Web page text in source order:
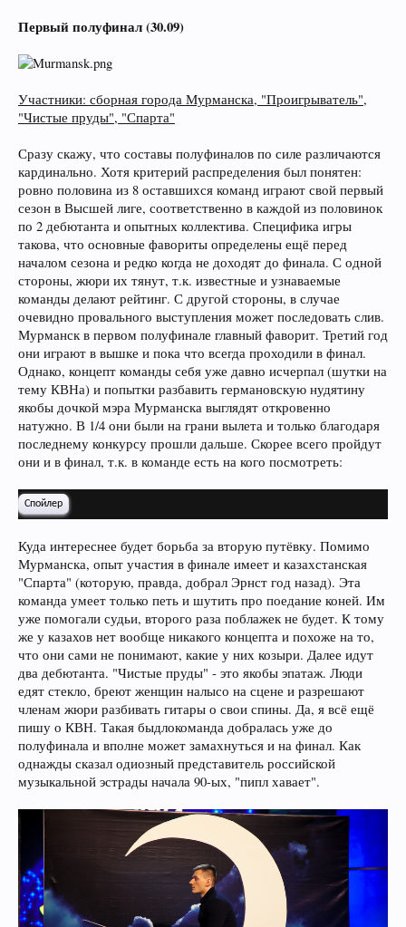
Первый полуфинал (30.09)
Участники: сборная города Мурманска, "Проигрыватель",
"Чистые пруды", "Спарта"
Сразу скажу, что составы полуфиналов по силе различаются
кардинально. Хотя критерий распределения был понятен:
ровно половина из 8 оставшихся команд играют свой первый
сезон в Высшей лиге, соответственно в каждой из половинок
по 2 дебютанта и опытных коллектива. Специфика игры
такова, что основные фавориты определены ещё перед
началом сезона и редко когда не доходят до финала. С одной
стороны, жюри их тянут, т.к. известные и узнаваемые
команды делают рейтинг. С другой стороны, в случае
очевидно провального выступления может последовать слив.
Мурманск в первом полуфинале главный фаворит. Третий год
они играют в вышке и пока что всегда проходили в финал.
Однако, концепт команды себя уже давно исчерпал (шутки на
тему КВНа) и попытки разбавить германовскую нудятину
якобы дочкой мэра Мурманска выглядят откровенно
натужно. В 1/4 они были на грани вылета и только благодаря
последнему конкурсу прошли дальше. Скорее всего пройдут
они и в финал, т.к. в команде есть на кого посмотреть:
Спойлер
Куда интереснее будет борьба за вторую путёвку. Помимо
Мурманска, опыт участия в финале имеет и казахстанская
"Спарта" (которую, правда, добрал Эрнст год назад). Эта
команда умеет только петь и шутить про поедание коней. Им
уже помогали судьи, второго раза поблажек не будет. К тому
же у казахов нет вообще никакого концепта и похоже на то,
что они сами не понимают, какие у них козыри. Далее идут
два дебютанта. "Чистые пруды" - это якобы эпатаж. Люди
едят стекло, бреют женщин налысо на сцене и разрешают
членам жюри разбивать гитары о свои спины. Да, я всё ещё
пишу о КВН. Такая быдлокоманда добралась уже до
полуфинала и вполне может замахнуться и на финал. Как
однажды сказал одиозный представитель российской
музыкальной эстрады начала 90-ых, "пипл хавает".